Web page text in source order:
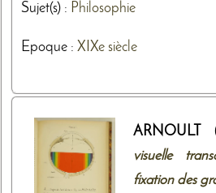
Sujet(s) : Philosophie
Epoque : XIXe siècle
ARNOULT
visuelle
fixation des